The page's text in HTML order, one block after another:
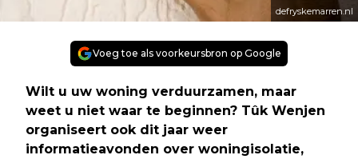
defryskemarren.nl
Voeg toe als voorkeursbron op Google
Wilt u uw woning verduurzamen, maar
weet u niet waar te beginnen? Tûk Wenjen
organiseert ook dit jaar weer
informatieavonden over woningisolatie,